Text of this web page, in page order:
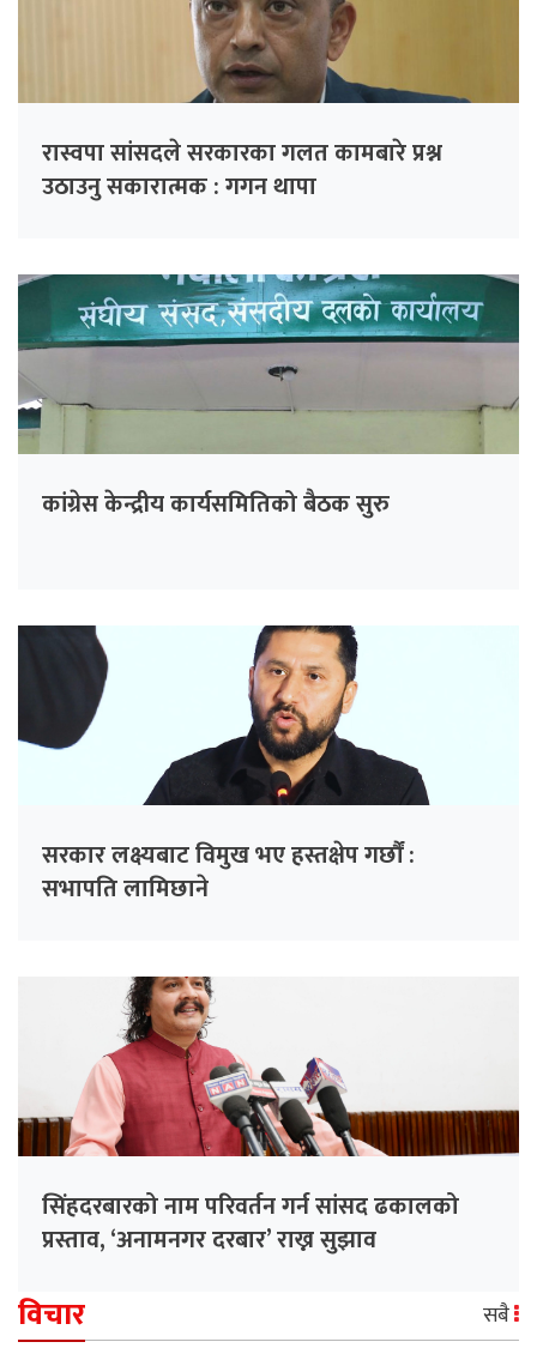
रास्वपा सांसदले सरकारका गलत कामबारे प्रश्न
उठाउनु सकारात्मक : गगन थापा
कांग्रेस केन्द्रीय कार्यसमितिको बैठक सुरु
सरकार लक्ष्यबाट विमुख भए हस्तक्षेप गर्छौं :
सभापति लामिछाने
सिंहदरबारको नाम परिवर्तन गर्न सांसद ढकालको
प्रस्ताव, ‘अनामनगर दरबार’ राख्न सुझाव
विचार सबै